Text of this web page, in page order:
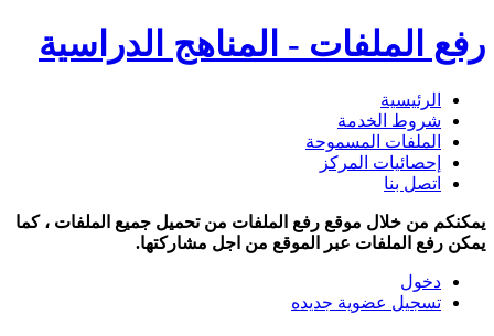
رفع الملفات - المناهج الدراسية
الرئيسية
شروط الخدمة
الملفات المسموحة
إحصائيات المركز
اتصل بنا
يمكنكم من خلال موقع رفع الملفات من تحميل جميع الملفات ، كما
يمكن رفع الملفات عبر الموقع من اجل مشاركتها.
دخول
تسجيل عضوية جديده